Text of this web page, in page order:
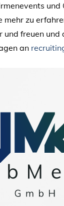
und
mehr zu
freuen und
an